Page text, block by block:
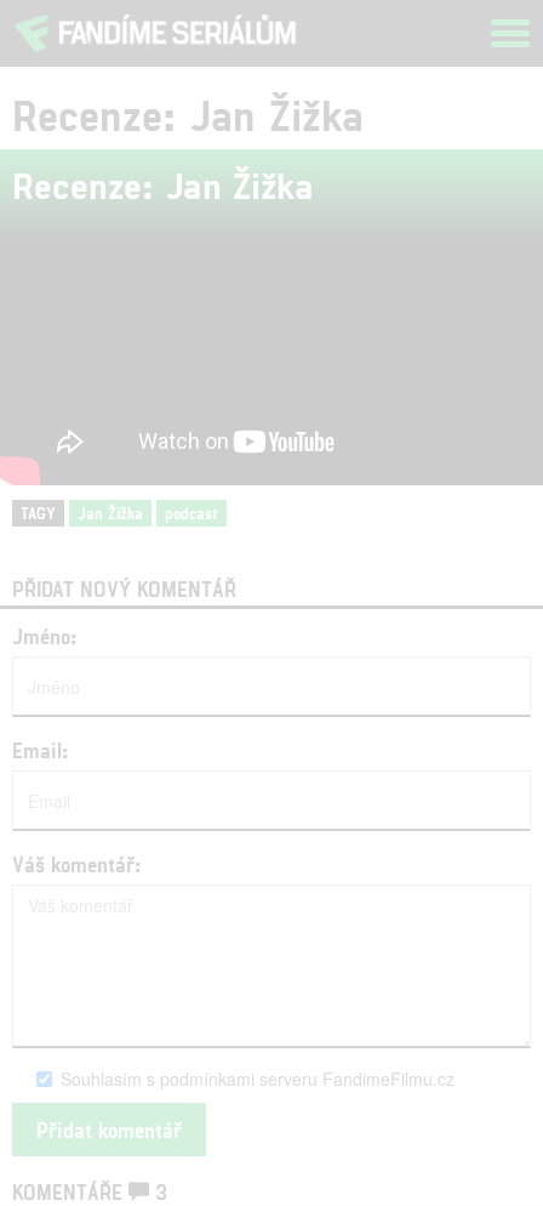
Recenze: Jan Žižka
Recenze: Jan Žižka
TAGY Jan Žižka podcast
PŘIDAT NOVÝ KOMENTÁŘ
Jméno:
Email:
Váš komentář:
Souhlasím s podmínkami serveru FandimeFilmu.cz
KOMENTÁŘE 3